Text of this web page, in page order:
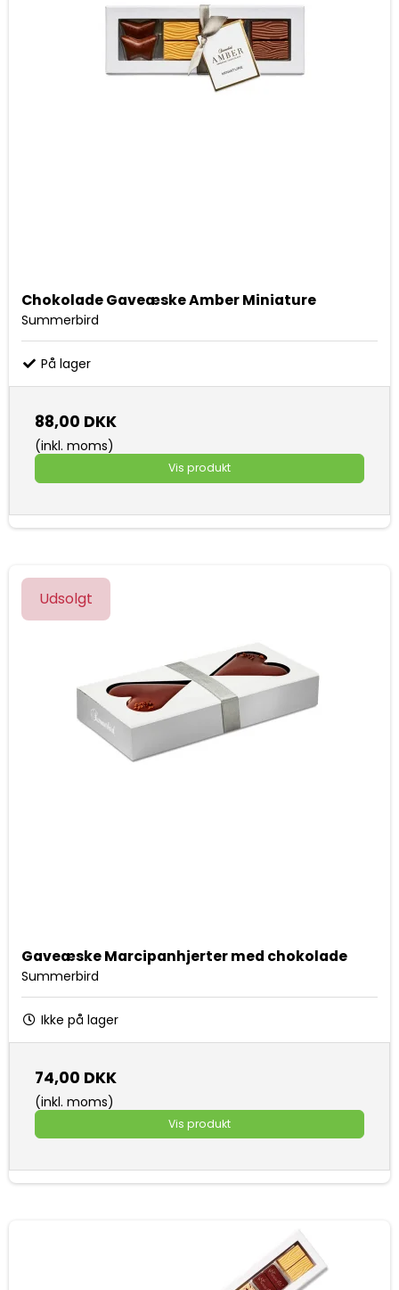
Chokolade Gaveæske Amber Miniature
Summerbird
På lager
88,00 DKK
(inkl. moms)
Vis produkt
Udsolgt
Gaveæske Marcipanhjerter med chokolade
Summerbird
Ikke på lager
74,00 DKK
(inkl. moms)
Vis produkt